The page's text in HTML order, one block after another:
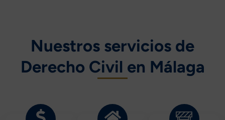
Nuestros servicios de
Derecho Civil en Málaga